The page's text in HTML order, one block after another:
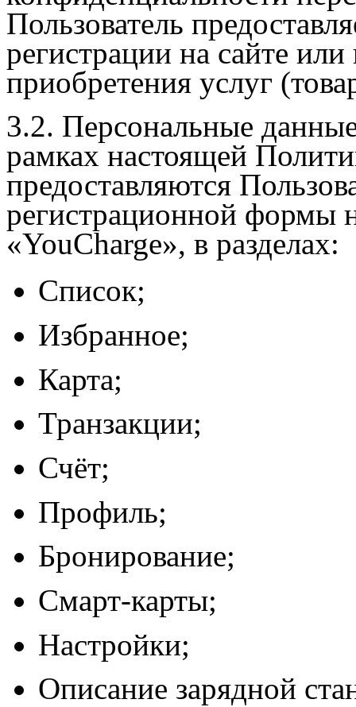
Пользователь
регистрации на сайте
приобретения услуг
3.2. Персональные
рамках настоящей
предоставляются
регистрационной формы
«YouCharge», в разделах:
Список;
Избранное;
Карта;
Транзакции;
Счёт;
Профиль;
Бронирование;
Смарт-карты;
Настройки;
Описание зарядной